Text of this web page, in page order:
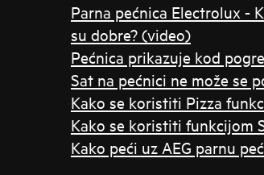
Parna pećnica Electrolux -
su dobre? (video)
Pećnica prikazuje kod
Sat na pećnici ne može se
Kako se koristiti Pizza
Kako se koristiti funkcijom
Kako peći uz AEG parnu